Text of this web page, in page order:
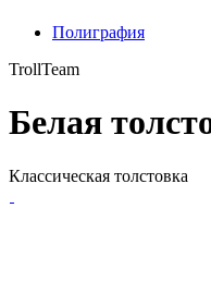
Полиграфия
TrollTeam
Белая
Классическая толстовка